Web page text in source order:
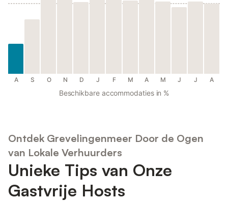
A S O N D J F M A M J J A
Beschikbare accommodaties in %
Ontdek Grevelingenmeer Door de Ogen
van Lokale Verhuurders
Unieke Tips van Onze
Gastvrije Hosts